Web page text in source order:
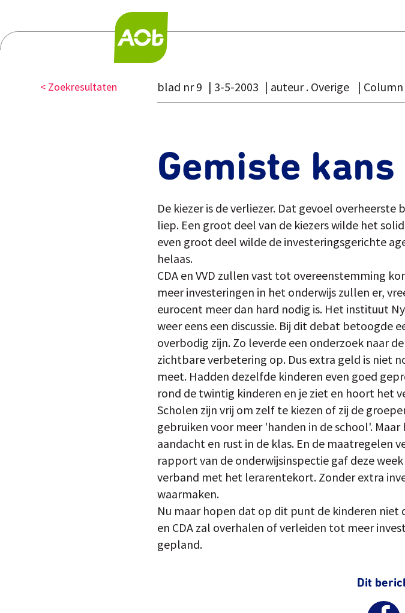
< Zoekresultaten blad nr 9 3-5-2003 auteur . Overige Column
Gemiste kans
De kiezer is de verliezer. Dat gevoel
liep. Een groot deel van de kiezers wilde het
even groot deel wilde de investeringsgerichte
helaas.
CDA en VVD zullen vast tot overeenstemming
meer investeringen in het onderwijs zullen er,
eurocent meer dan hard nodig is. Het instituut
weer eens een discussie. Bij dit debat betoogde
overbodig zijn. Zo leverde een onderzoek naar
zichtbare verbetering op. Dus extra geld is niet
meet. Hadden dezelfde kinderen even goed
rond de twintig kinderen en je ziet en hoort het
Scholen zijn vrij om zelf te kiezen of zij de
gebruiken voor meer 'handen in de school'.
aandacht en rust in de klas. En de maatregelen
rapport van de onderwijsinspectie gaf deze
verband met het lerarentekort. Zonder extra
waarmaken.
Nu maar hopen dat op dit punt de kinderen niet
en CDA zal overhalen of verleiden tot meer
gepland.
Dit